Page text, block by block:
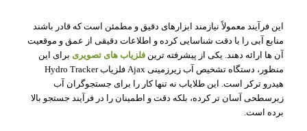
این فرآیند معمولاً نیازمند ابزارهای دقیق و مطمئن است که قادر باشند
منابع آبی را با دقت شناسایی کرده و اطلاعات دقیقی از عمق و موقعیت
آن ها ارائه دهند. یکی از پیشرفته ترین فلزیاب های تصویری برای این
منظور، دستگاه تشخیص آب زیرزمینی Ajax فلزیاب Hydro Tracker
هیدرو ترکر است. این طلایاب نه تنها کار را برای جستجوگران آب
زیرسطحی آسان تر کرده، بلکه دقت و اطمینان را در فرآیند جستجو بالا
برده است.